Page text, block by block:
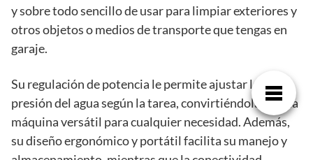
y sobre todo sencillo de usar para limpiar exteriores y
otros objetos o medios de transporte que tengas en
garaje.
Su regulación de potencia le permite ajustar la
presión del agua según la tarea, convirtiéndola en una
máquina versátil para cualquier necesidad. Además,
su diseño ergonómico y portátil facilita su manejo y